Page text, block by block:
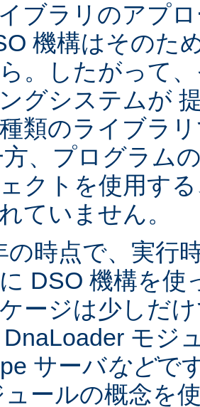
ブラリのアプ
機構はそのた
。したがって
グシステムが
類のライブラ
、プログラム
クトを使用す
ていません。
の時点で、実行
DSO 機構を使
ージは少しだ
モジ
サーバなどで
ュールの概念を